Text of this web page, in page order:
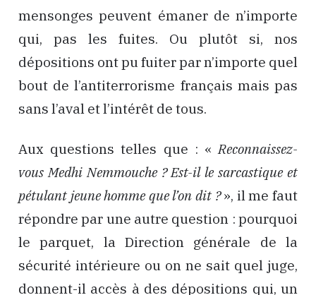
mensonges peuvent émaner de n’importe
qui, pas les fuites. Ou plutôt si, nos
dépositions ont pu fuiter par n’importe quel
bout de l’antiterrorisme français mais pas
sans l’aval et l’intérêt de tous.
Aux questions telles que : «Reconnaissez-
vous Medhi Nemmouche ? Est-il le sarcastique et
pétulant jeune homme que l’on dit ?», il me faut
répondre par une autre question : pourquoi
le parquet, la Direction générale de la
sécurité intérieure ou on ne sait quel juge,
donnent-il accès à des dépositions qui, un